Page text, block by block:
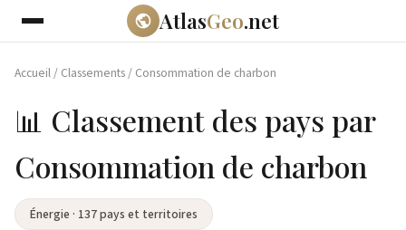
AtlasGeo.net
Accueil/ Classements/ Consommation de charbon
📊 Classement des pays par
Consommation de charbon
Énergie · 137 pays et territoires